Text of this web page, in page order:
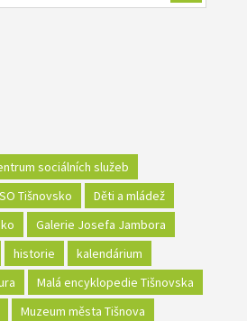
sociálních služeb
Tišnovsko
Děti a mládež
Galerie Josefa Jambora
historie
kalendárium
Malá encyklopedie Tišnovska
Muzeum města Tišnova